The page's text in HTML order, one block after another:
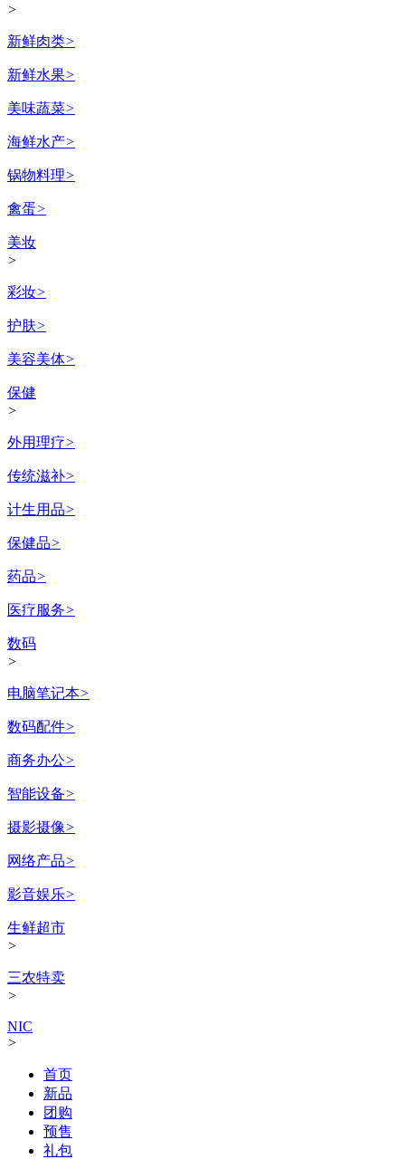
>
新鲜肉类>
新鲜水果>
美味蔬菜>
海鲜水产>
锅物料理>
禽蛋>
美妆
>
彩妆>
护肤>
美容美体>
保健
>
外用理疗>
传统滋补>
计生用品>
保健品>
药品>
医疗服务>
数码
>
电脑笔记本>
数码配件>
商务办公>
智能设备>
摄影摄像>
网络产品>
影音娱乐>
生鲜超市
>
三农特卖
>
NIC
>
首页
新品
团购
预售
礼包